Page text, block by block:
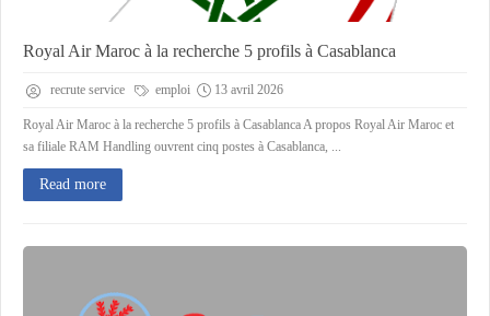
Royal Air Maroc à la recherche 5 profils à Casablanca
recrute service emploi 13 avril 2026
Royal Air Maroc à la recherche 5 profils à Casablanca A propos Royal Air Maroc et
sa filiale RAM Handling ouvrent cinq postes à Casablanca, ...
Read more